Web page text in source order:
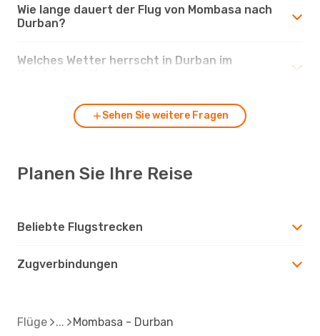
Wie lange dauert der Flug von Mombasa nach
Durban?
Welches Wetter herrscht in Durban im
Sehen Sie weitere Fragen
Planen Sie Ihre Reise
Beliebte Flugstrecken
Zugverbindungen
Flüge Mombasa - Durban